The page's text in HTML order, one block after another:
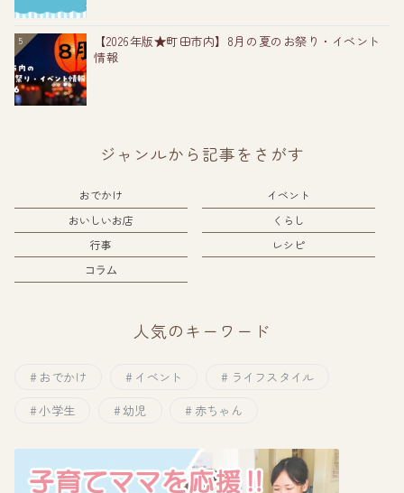
5
【2026年版★町田市内】8月の夏のお祭り・イベント
情報
ジャンルから記事をさがす
おでかけ
イベント
おいしいお店
くらし
行事
レシピ
コラム
人気のキーワード
おでかけ イベント
ライフスタイル
小学生
幼児 赤ちゃん